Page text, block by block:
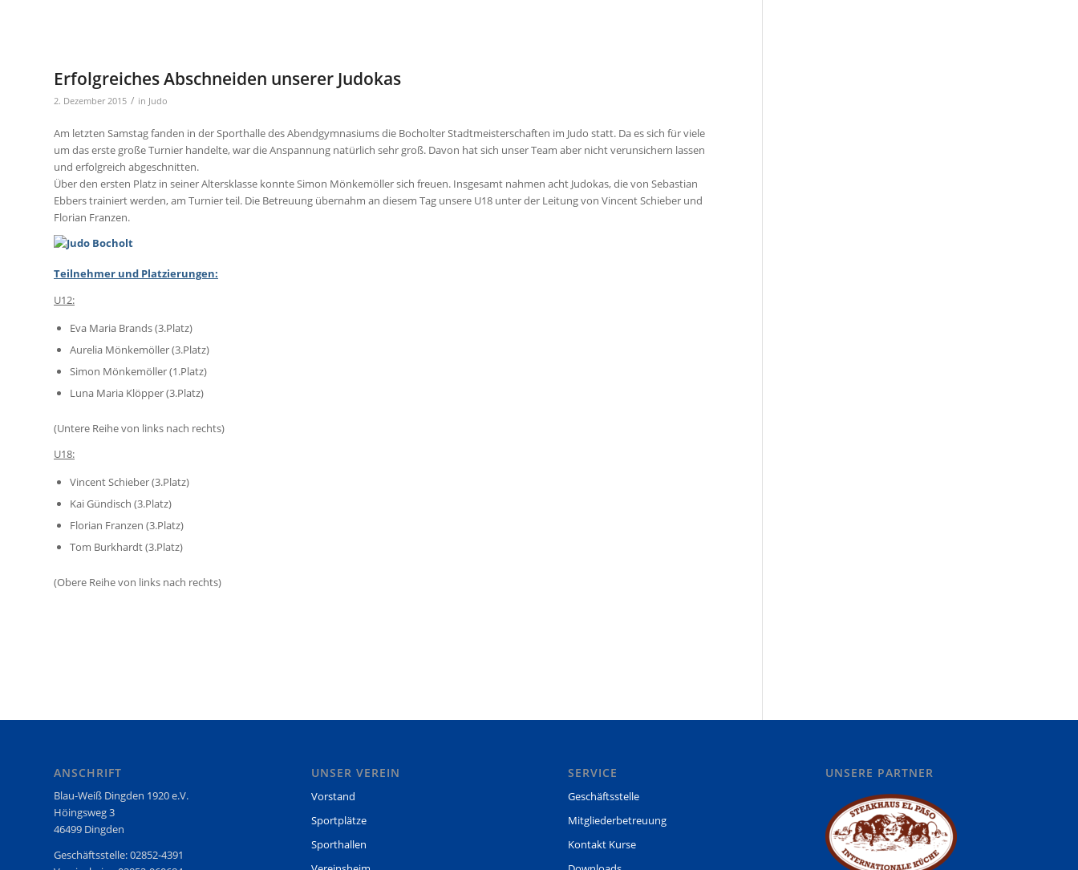
Erfolgreiches Abschneiden unserer Judokas
2. Dezember 2015 / in Judo
Am letzten Samstag fanden in der Sporthalle des Abendgymnasiums die Bocholter Stadtmeisterschaften im Judo statt. Da es sich für viele
um das erste große Turnier handelte, war die Anspannung natürlich sehr groß. Davon hat sich unser Team aber nicht verunsichern lassen
und erfolgreich abgeschnitten.
Über den ersten Platz in seiner Altersklasse konnte Simon Mönkemöller sich freuen. Insgesamt nahmen acht Judokas, die von Sebastian
Ebbers trainiert werden, am Turnier teil. Die Betreuung übernahm an diesem Tag unsere U18 unter der Leitung von Vincent Schieber und
Florian Franzen.
Teilnehmer und Platzierungen:
U12:
Eva Maria Brands (3.Platz)
Aurelia Mönkemöller (3.Platz)
Simon Mönkemöller (1.Platz)
Luna Maria Klöpper (3.Platz)
(Untere Reihe von links nach rechts)
U18:
Vincent Schieber (3.Platz)
Kai Gündisch (3.Platz)
Florian Franzen (3.Platz)
Tom Burkhardt (3.Platz)
(Obere Reihe von links nach rechts)
ANSCHRIFT
Blau-Weiß Dingden 1920 e.V.
Höingsweg 3
46499 Dingden
Geschäftsstelle: 02852-4391
UNSER VEREIN
Vorstand
Sportplätze
Sporthallen
SERVICE
Geschäftsstelle
Mitgliederbetreuung
Kontakt Kurse
UNSERE PARTNER